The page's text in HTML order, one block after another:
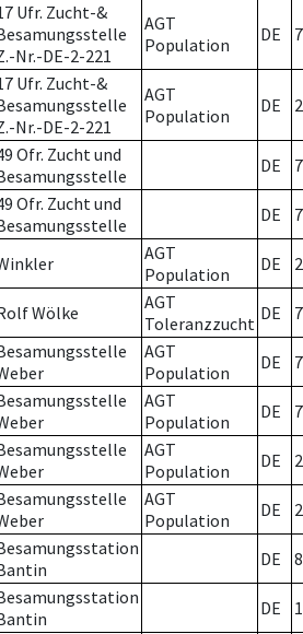
Ufr. Zucht-&
Nr.-DE-2-221
AGT
Population
DE 7
Ufr. Zucht-&
Nr.-DE-2-221
AGT
Population
DE 2
Ofr. Zucht und
DE 7
Ofr. Zucht und
DE 7
AGT
Population
DE 2
Wölke
AGT
Toleranzzucht DE 7
AGT
Population
DE 7
AGT
Population
DE 7
AGT
Population
DE 2
AGT
Population
DE 2
DE 8
DE